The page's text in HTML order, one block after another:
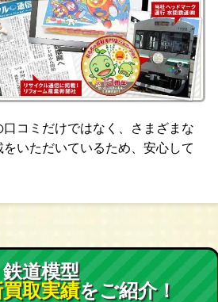
コミだけではなく、さまざまな
をいただいているため、安心して
鉄道模型
取実績をご紹介！